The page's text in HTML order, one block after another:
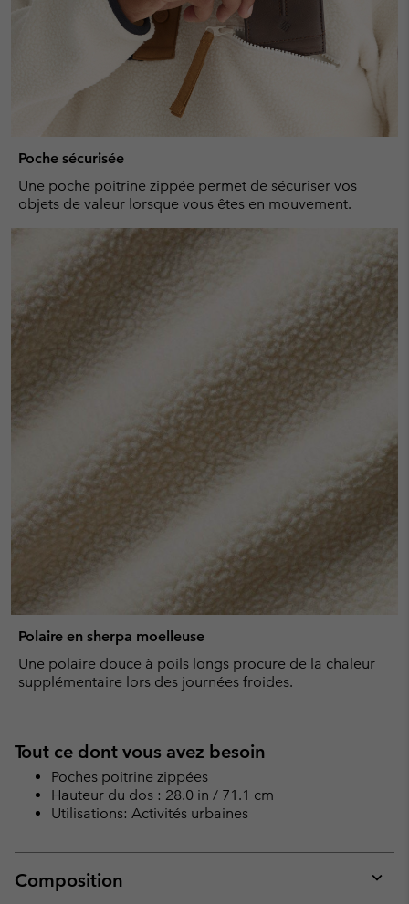
Poche sécurisée
Une poche poitrine zippée permet de sécuriser vos
objets de valeur lorsque vous êtes en mouvement.
Polaire en sherpa moelleuse
Une polaire douce à poils longs procure de la chaleur
supplémentaire lors des journées froides.
Tout ce dont vous avez besoin
Poches poitrine zippées
Hauteur du dos : 28.0 in / 71.1 cm
Utilisations: Activités urbaines
Composition